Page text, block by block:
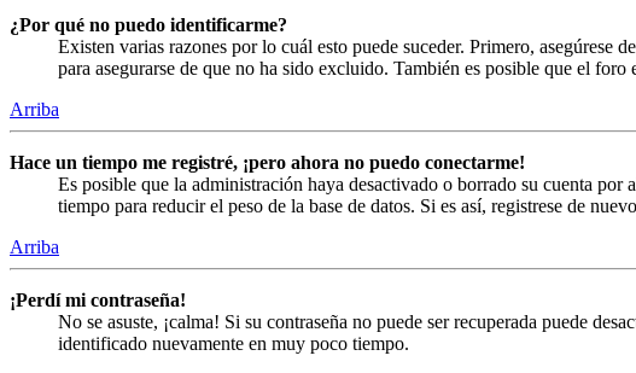
¿Por qué no puedo identificarme?
Existen varias razones por lo cuál esto puede suceder. Primero, asegúrese
para asegurarse de que no ha sido excluido. También es posible que el
Arriba
Hace un tiempo me registré, ¡pero ahora no puedo conectarme!
Es posible que la administración haya desactivado o borrado su cuenta
tiempo para reducir el peso de la base de datos. Si es así, registrese de
Arriba
¡Perdí mi contraseña!
No se asuste, ¡calma! Si su contraseña no puede ser recuperada puede
identificado nuevamente en muy poco tiempo.